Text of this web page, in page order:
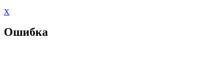
X
Ошибка